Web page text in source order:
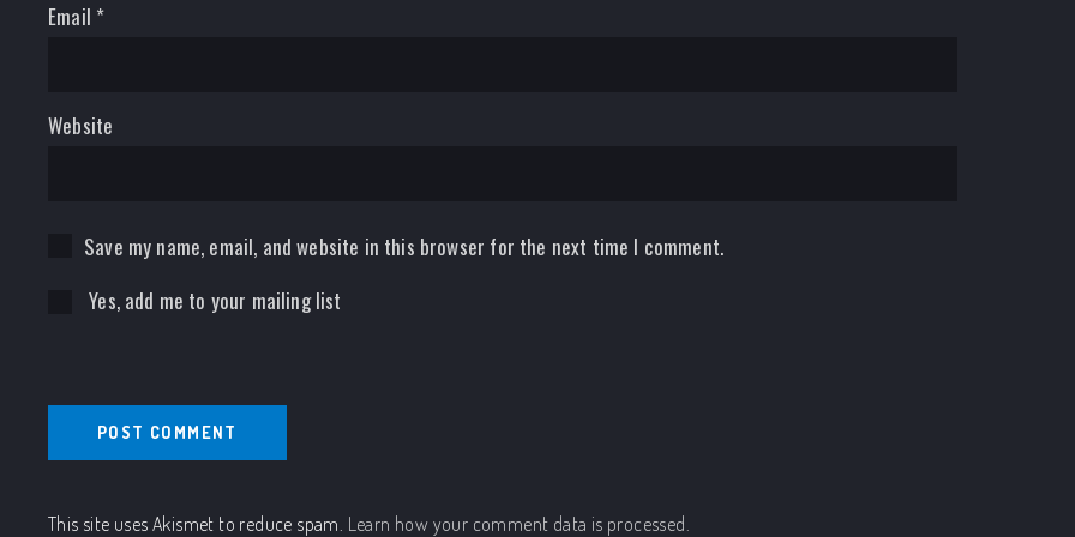
Email *
Website
Save my name, email, and website in this browser for the next time I comment.
Yes, add me to your mailing list
This site uses Akismet to reduce spam. Learn how your comment data is processed.